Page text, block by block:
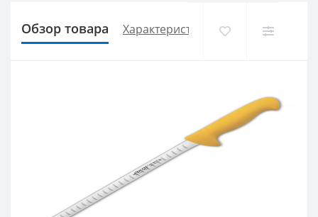
Обзор товара Характеристики Доставка и